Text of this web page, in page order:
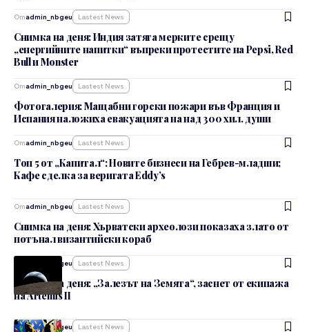
Отadmin_nbgeu Lastest News
Снимка на деня: Индия затяга мерките срещу
„енергийните напитки“ въпреки протестите на Pepsi, Red
Bull и Monster
Отadmin_nbgeu Lastest News
Фотогалерия: Мащабни горски пожари във Франция и
Испания наложиха евакуацията на над 300 хил. души
Отadmin_nbgeu Lastest News
Топ 5 от „Капитал“: Новите бизнеси на Гебрев-младши;
Кафе сделка за веригата Eddy’s
Отadmin_nbgeu Lastest News
Снимка на деня: Хърватски археолози показаха злато от
потънал византийски кораб
admin_nbgeu Lastest News
Снимка на деня: „Залезът на Земята“, заснет от екипажа
на Artemis II
Отadmin_nbgeu Lastest News